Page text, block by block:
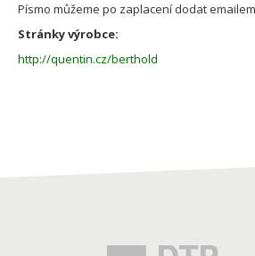
Písmo můžeme po zaplacení dodat
Stránky výrobce:
http://quentin.cz/berthold